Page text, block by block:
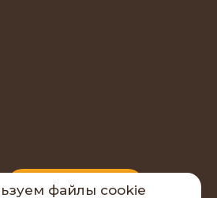
Запросить прайс
файлы cookie